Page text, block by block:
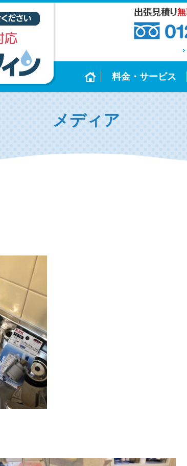
料金・サービス
メディア